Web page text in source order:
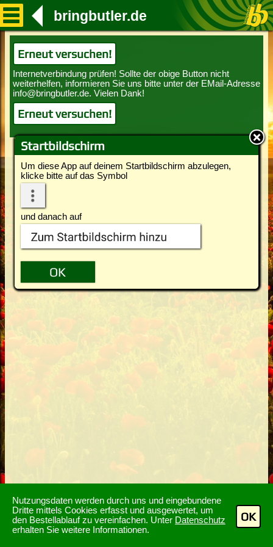
Nutzungsdaten werden durch uns und eingebundene
Dritte mittels Cookies erfasst und ausgewertet, um
den Bestellablauf zu vereinfachen. Unter Datenschutz
erhalten Sie weitere Informationen.
OK
Startbildschirm
Um diese App auf deinem Startbildschirm abzulegen,
klicke bitte auf das Symbol
und danach auf
bringbutler.de
Erneut versuchen!
Erneut versuchen!